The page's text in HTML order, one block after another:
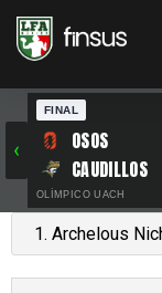
‹
FINAL
OSOS
CAUDILLOS
OLÍMPICO UACH